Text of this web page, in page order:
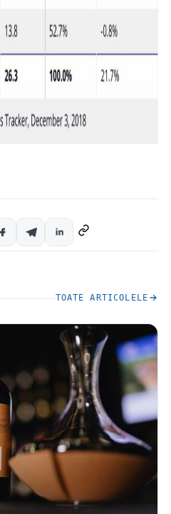
TOATE ARTICOLELE